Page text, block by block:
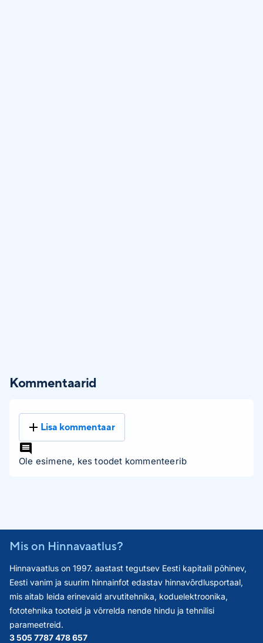
Kommentaarid
Lisa kommentaar
Ole esimene, kes toodet kommenteerib
Mis on Hinnavaatlus?
Hinnavaatlus on 1997. aastast tegutsev Eesti kapitalil põhinev,
Eesti vanim ja suurim hinnainfot edastav hinnavõrdlusportaal,
mis aitab leida erinevaid arvutitehnika, koduelektroonika,
fototehnika tooteid ja võrrelda nende hindu ja tehnilisi
parameetreid.
3 505 7787 478 657